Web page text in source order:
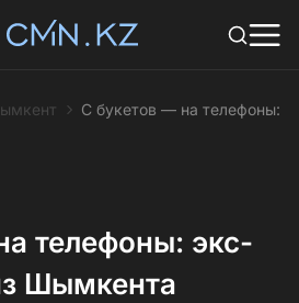
С букетов — на телефоны:
телефоны: экс-
Шымкента